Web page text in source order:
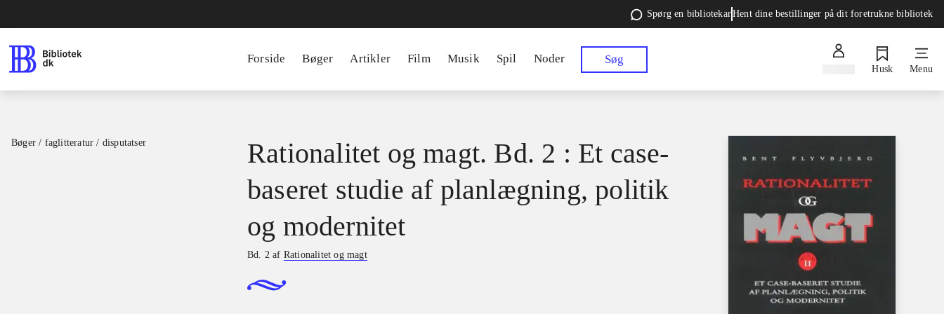
Spørg en bibliotekarHent dine bestillinger på dit foretrukne bibliotek
Forside Bøger Artikler Film Musik Spil Noder Søg
Husk Menu
Bøger / faglitteratur / disputatser
Rationalitet og magt. Bd. 2 : Et case-
baseret studie af planlægning, politik
og modernitet
Bd. 2 af Rationalitet og magt